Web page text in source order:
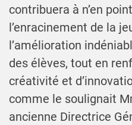
contribuera à n’en
l’enracinement de la
l’amélioration
des élèves, tout en
créativité et
comme le soulignait
ancienne Directrice